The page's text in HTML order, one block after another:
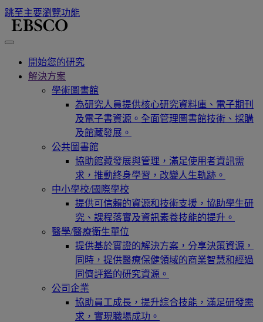
跳至主要瀏覽功能
開始您的研究
解決方案
學術圖書館
為研究人員提供核心研究資料庫、電子期刊
及電子書資源。全面管理圖書館技術、採購
及館藏發展。
公共圖書館
協助館藏發展與管理，滿足使用者資訊需
求，推動終身學習，改變人生軌跡。
中小學校/國際學校
提供可信賴的資源和技術支援，協助學生研
究、課程落實及資訊素養技能的提升。
醫學/醫療衛生單位
提供基於實證的解決方案，分享決策資源，
同時，提供醫療保健領域的商業智慧和經過
同儕評鑑的研究資源。
公司企業
協助員工成長，提升綜合技能，滿足研發需
求，實現職場成功。